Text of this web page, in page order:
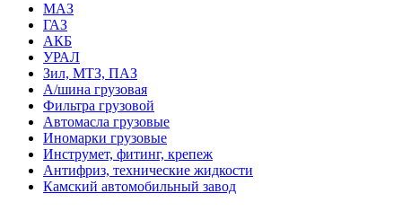
МАЗ
ГАЗ
АКБ
УРАЛ
Зил, МТЗ, ПАЗ
А/шина грузовая
Фильтра грузовой
Автомасла грузовые
Иномарки грузовые
Инструмет, фитинг, крепеж
Антифриз, технические жидкости
Камский автомобильный завод